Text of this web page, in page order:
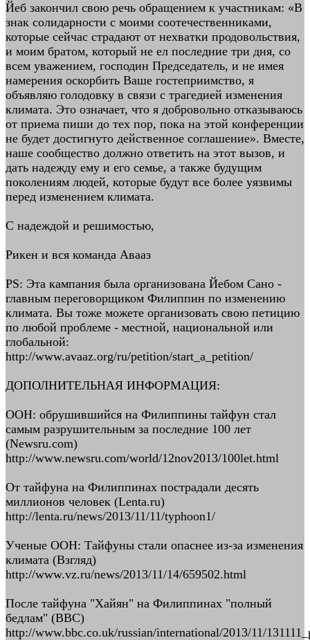
Йеб закончил свою речь обращением к участникам: «В
знак солидарности с моими соотечественниками,
которые сейчас страдают от нехватки продовольствия,
и моим братом, который не ел последние три дня, со
всем уважением, господин Председатель, и не имея
намерения оскорбить Ваше гостеприимство, я
объявляю голодовку в связи с трагедией изменения
климата. Это означает, что я добровольно отказываюсь
от приема пиши до тех пор, пока на этой конференции
не будет достигнуто действенное соглашение». Вместе,
наше сообщество должно ответить на этот вызов, и
дать надежду ему и его семье, а также будущим
поколениям людей, которые будут все более уязвимы
перед изменением климата.
С надеждой и решимостью,
Рикен и вся команда Авааз
PS: Эта кампания была организована Йебом Сано -
главным переговорщиком Филиппин по изменению
климата. Вы тоже можете организовать свою петицию
по любой проблеме - местной, национальной или
глобальной:
http://www.avaaz.org/ru/petition/start_a_petition/
ДОПОЛНИТЕЛЬНАЯ ИНФОРМАЦИЯ:
ООН: обрушившийся на Филиппины тайфун стал
самым разрушительным за последние 100 лет
(Newsru.com)
http://www.newsru.com/world/12nov2013/100let.html
От тайфуна на Филиппинах пострадали десять
миллионов человек (Lenta.ru)
http://lenta.ru/news/2013/11/11/typhoon1/
Ученые ООН: Тайфуны стали опаснее из-за изменения
климата (Взгляд)
http://www.vz.ru/news/2013/11/14/659502.html
После тайфуна "Хайян" на Филиппинах "полный
бедлам" (BBC)
http://www.bbc.co.uk/russian/international/2013/11/